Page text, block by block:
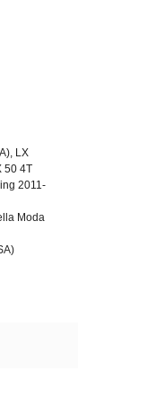
LX
50 4T
2011-
Moda